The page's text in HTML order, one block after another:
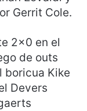
Gerrit Cole.
2×0 en el
de outs
boricua Kike
Devers